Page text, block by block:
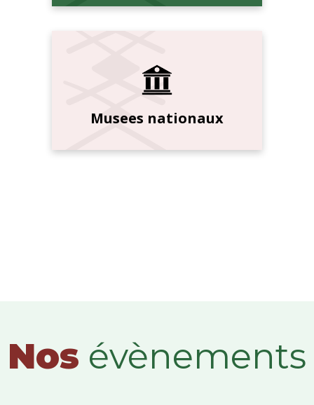
Musees nationaux
Nos évènements